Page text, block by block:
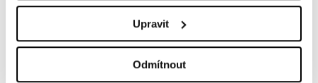
Upravit
Odmítnout
Gorilla Sports Meditační polštář, barva písku